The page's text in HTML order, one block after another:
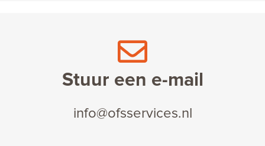
Stuur een e-mail
info@ofsservices.nl